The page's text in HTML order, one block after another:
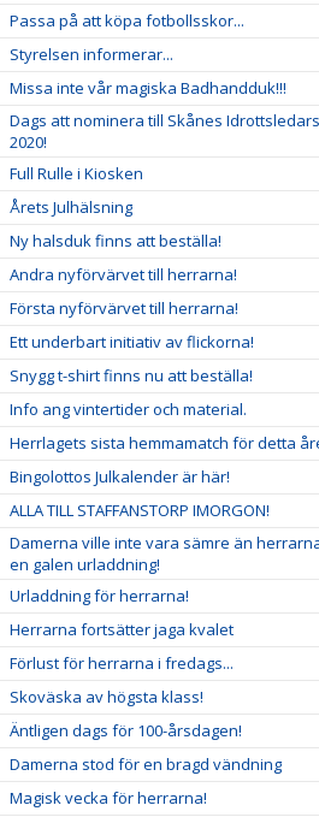
Passa på att köpa fotbollsskor...
Styrelsen informerar...
Missa inte vår magiska Badhandduk!!!
Dags att nominera till Skånes
2020!
Full Rulle i Kiosken
Årets Julhälsning
Ny halsduk finns att beställa!
Andra nyförvärvet till herrarna!
Första nyförvärvet till herrarna!
Ett underbart initiativ av flickorna!
Snygg t-shirt finns nu att beställa!
Info ang vintertider och material.
Herrlagets sista hemmamatch för detta
Bingolottos Julkalender är här!
ALLA TILL STAFFANSTORP IMORGON!
Damerna ville inte vara sämre än
en galen urladdning!
Urladdning för herrarna!
Herrarna fortsätter jaga kvalet
Förlust för herrarna i fredags...
Skoväska av högsta klass!
Äntligen dags för 100-årsdagen!
Damerna stod för en bragd vändning
Magisk vecka för herrarna!